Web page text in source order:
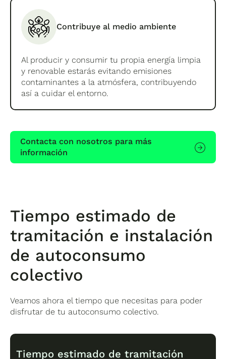
Contribuye al medio ambiente
Al producir y consumir tu propia energía limpia
y renovable estarás evitando emisiones
contaminantes a la atmósfera, contribuyendo
así a cuidar el entorno.
Contacta con nosotros para más
información
Tiempo estimado de
tramitación e instalación
de autoconsumo
colectivo
Veamos ahora el tiempo que necesitas para poder
disfrutar de tu autoconsumo colectivo.
Tiempo estimado de tramitación